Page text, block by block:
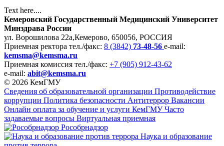
Text here....
Кемеровский Государственный Медицинский Университет
Минздрава России
ул. Ворошилова 22а,Кемерово, 650056, РОССИЯ
Приемная ректора тел./факс: 8 (3842) 73-48-56 e-mail:
kemsma@kemsma.ru
Приемная комиссия тел./факс: +7 (905) 912-43-62
e-mail: abit@kemsma.ru
© 2026 КемГМУ
Сведения об образовательной организации Противодействие
коррупции Политика безопасности Антитеррор Вакансии
Онлайн оплата за обучение и услуги КемГМУ Часто
задаваемые вопросы Виртуальная приемная
Рособрнадзор
Наука и образование